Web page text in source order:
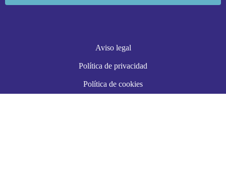
Aviso legal
Política de privacidad
Política de cookies